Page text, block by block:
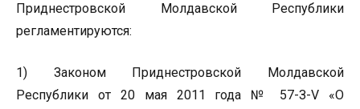
Приднестровской Молдавской Республики
регламентируются:
1) Законом Приднестровской Молдавской
Республики от 20 мая 2011 года № 57-З-V «О